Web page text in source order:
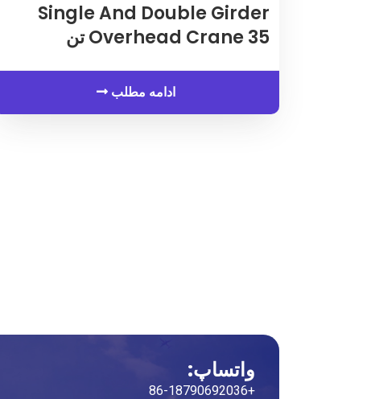
Single And Double Girder
Overhead Crane 35 تن
ادامه مطلب
واتساپ:
+86-18790692036